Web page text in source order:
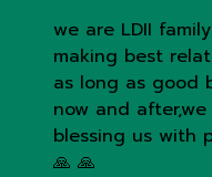
we are LDII
making best
as long as good
now and
blessing us with
🙏 🙏